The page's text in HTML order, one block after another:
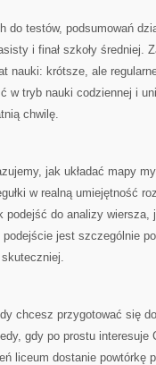
testów, podsumowań
i finał szkoły średniej.
nauki: krótsze, ale
w tryb nauki codziennej i
chwilę.
jak układać mapy
w realną umiejętność
podejść do analizy wiersza,
podejście jest szczególnie
chcesz przygotować się
gdy po prostu interesuje
liceum dostanie powtórkę